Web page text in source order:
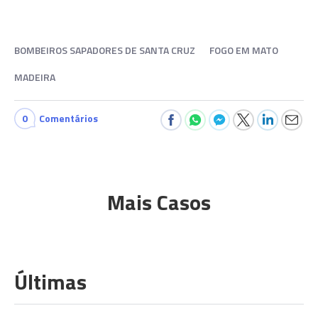
BOMBEIROS SAPADORES DE SANTA CRUZ
FOGO EM MATO
MADEIRA
0 Comentários
Mais Casos
Últimas